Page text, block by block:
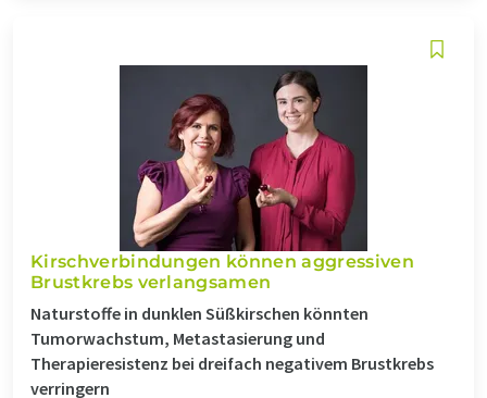
Kirschverbindungen können aggressiven
Brustkrebs verlangsamen
Naturstoffe in dunklen Süßkirschen könnten
Tumorwachstum, Metastasierung und
Therapieresistenz bei dreifach negativem Brustkrebs
verringern